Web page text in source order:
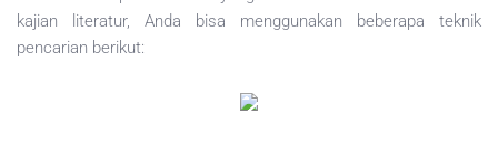
kajian literatur, Anda bisa menggunakan beberapa teknik
pencarian berikut: